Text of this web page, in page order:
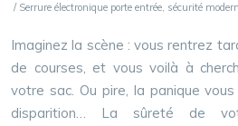
/ Serrure électronique porte entrée, sécurité
Imaginez la scène : vous rentrez
de courses, et vous voilà à
votre sac. Ou pire, la panique
disparition… La sûreté de